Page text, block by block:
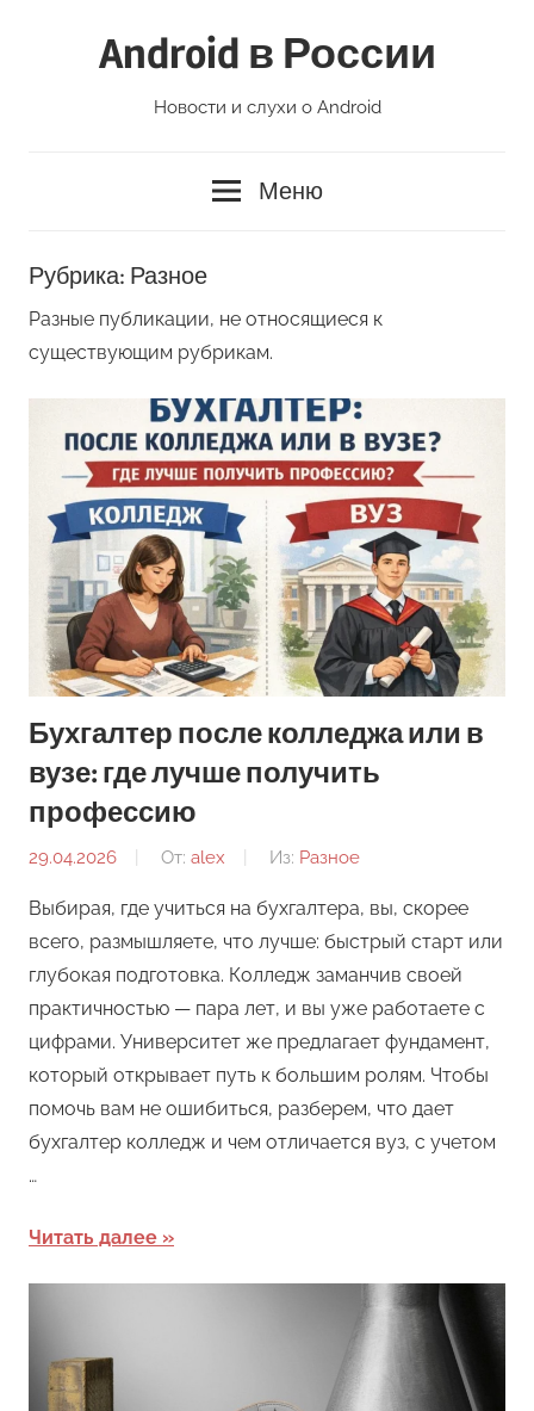
Android в России
Новости и слухи о Android
Меню
Рубрика: Разное
Разные публикации, не относящиеся к
существующим рубрикам.
Бухгалтер после колледжа или в
вузе: где лучше получить
профессию
29.04.2026 От: alex Из: Разное
Выбирая, где учиться на бухгалтера, вы, скорее
всего, размышляете, что лучше: быстрый старт или
глубокая подготовка. Колледж заманчив своей
практичностью — пара лет, и вы уже работаете с
цифрами. Университет же предлагает фундамент,
который открывает путь к большим ролям. Чтобы
помочь вам не ошибиться, разберем, что дает
бухгалтер колледж и чем отличается вуз, с учетом
…
Читать далее